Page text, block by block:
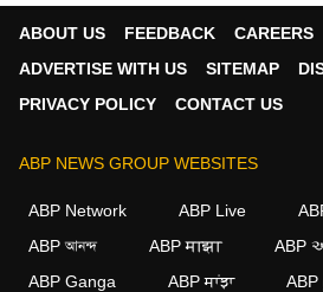
ABOUT US FEEDBACK
CAREERS
ADVERTISE WITH US
SITEMAP
PRIVACY POLICY
CONTACT US
ABP NEWS GROUP WEBSITES
ABP Network ABP Live
ABP আনন্দ
ABP माझा
ABP
ABP Ganga
ABP ਸਾਂਝਾ ABP